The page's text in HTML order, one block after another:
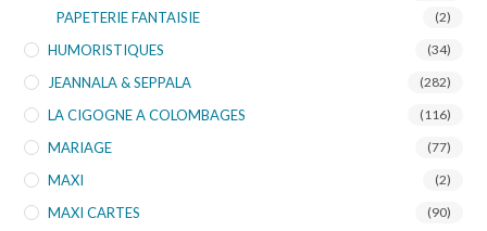
PAPETERIE FANTAISIE (2)
HUMORISTIQUES (34)
JEANNALA & SEPPALA (282)
LA CIGOGNE A COLOMBAGES (116)
MARIAGE (77)
MAXI (2)
MAXI CARTES (90)